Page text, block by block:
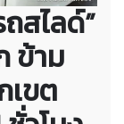
สไลด์”
ข้าม
เขต